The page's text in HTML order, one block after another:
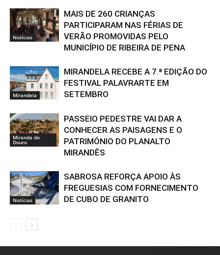
Notícias
MAIS DE 260 CRIANÇAS
PARTICIPARAM NAS FÉRIAS DE
VERÃO PROMOVIDAS PELO
MUNICÍPIO DE RIBEIRA DE PENA
Mirandela
MIRANDELA RECEBE A 7.ª EDIÇÃO DO
FESTIVAL PALAVRARTE EM
SETEMBRO
Miranda do
Douro
PASSEIO PEDESTRE VAI DAR A
CONHECER AS PAISAGENS E O
PATRIMÓNIO DO PLANALTO
MIRANDÊS
Notícias
SABROSA REFORÇA APOIO ÀS
FREGUESIAS COM FORNECIMENTO
DE CUBO DE GRANITO